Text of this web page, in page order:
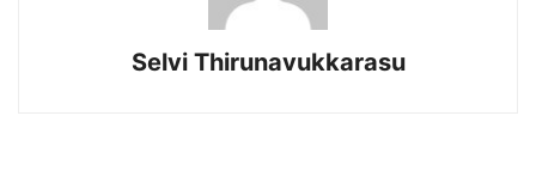
Selvi Thirunavukkarasu